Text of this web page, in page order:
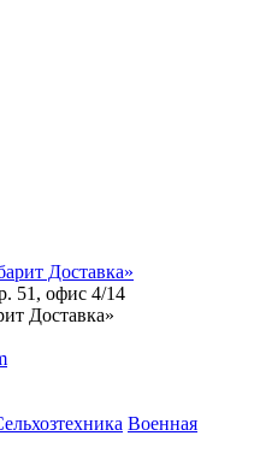
51, офис 4/14
Доставка»
Военная